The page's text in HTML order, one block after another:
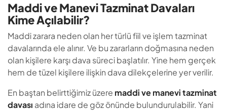
Maddi ve Manevi Tazminat Davaları
Kime Açılabilir?
Maddi zarara neden olan her türlü fiil ve işlem tazminat
davalarında ele alınır. Ve bu zararların doğmasına neden
olan kişilere karşı dava süreci başlatılır. Yine hem gerçek
hem de tüzel kişilere ilişkin dava dilekçelerine yer verilir.
En baştan belirttiğimiz üzere maddi ve manevi tazminat
davası adına idare de göz önünde bulundurulabilir. Yani